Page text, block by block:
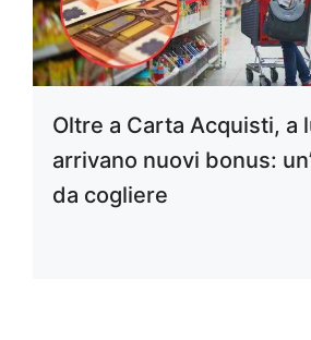
Oltre a Carta Acquisti, a
arrivano nuovi bonus:
da cogliere